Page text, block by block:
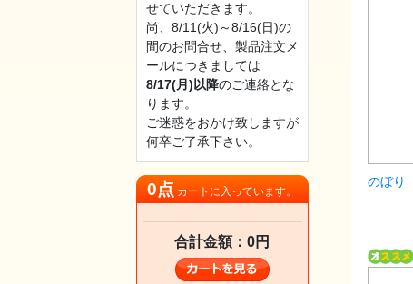
せていただきます。
尚、8/11(火)～8/16(日)の
間のお問合せ、製品注文メ
ールにつきましては
8/17(月)以降のご連絡とな
ります。
ご迷惑をおかけ致しますが
何卒ご了承下さい。
0点 カートに入っています。
合計金額：0円
のぼり